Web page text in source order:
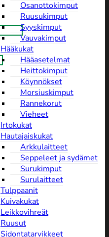
Osanottokimput
Ruusukimput
Syyskimput
Vauvakimput
Hääkukat
Hääasetelmat
Heittokimput
Köynnökset
Morsiuskimput
Rannekorut
Vieheet
Irtokukat
Hautajaiskukat
Arkkulaitteet
Seppeleet ja sydämet
Surukimput
Surulaitteet
Tulppaanit
Kuivakukat
Leikkovihreät
Ruusut
Sidontatarvikkeet